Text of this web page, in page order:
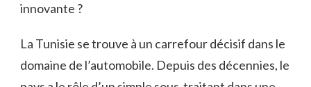
innovante ?
La Tunisie se trouve à un carrefour décisif dans le
domaine de l’automobile. Depuis des décennies, le